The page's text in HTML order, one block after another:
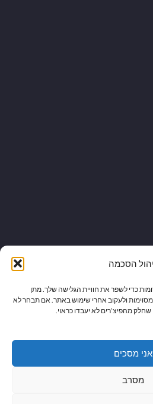
הסכמה
כדי לשפר את חוויית הגלישה שלך. מתן
ולעקוב אחרי שימוש באתר. אם תבחר לא
מהפיצ’רים לא יעבדו כראוי.
אני מסכים
מסרב